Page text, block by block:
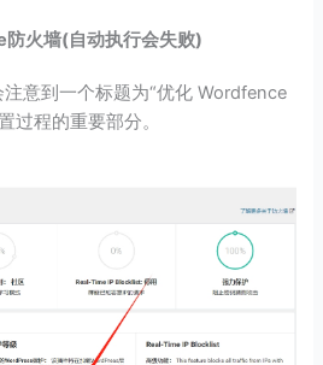
火墙(自动执行会失败)
意到一个标题为“优化 Wordfence
过程的重要部分。